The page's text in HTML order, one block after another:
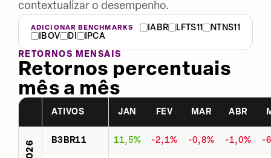
contextualizar o desempenho.
ADICIONAR BENCHMARKS IABR LFTS11
NTNS11
IBOV
DI
IPCA
RETORNOS MENSAIS
Retornos percentuais
mês a mês
ATIVOS JAN FEV MAR ABR
2026 B3BR11 11,5% -2,1% -0,8% -1,0% -